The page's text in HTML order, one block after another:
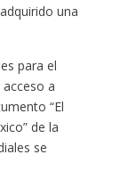
una
para el
a
“El
de la
se